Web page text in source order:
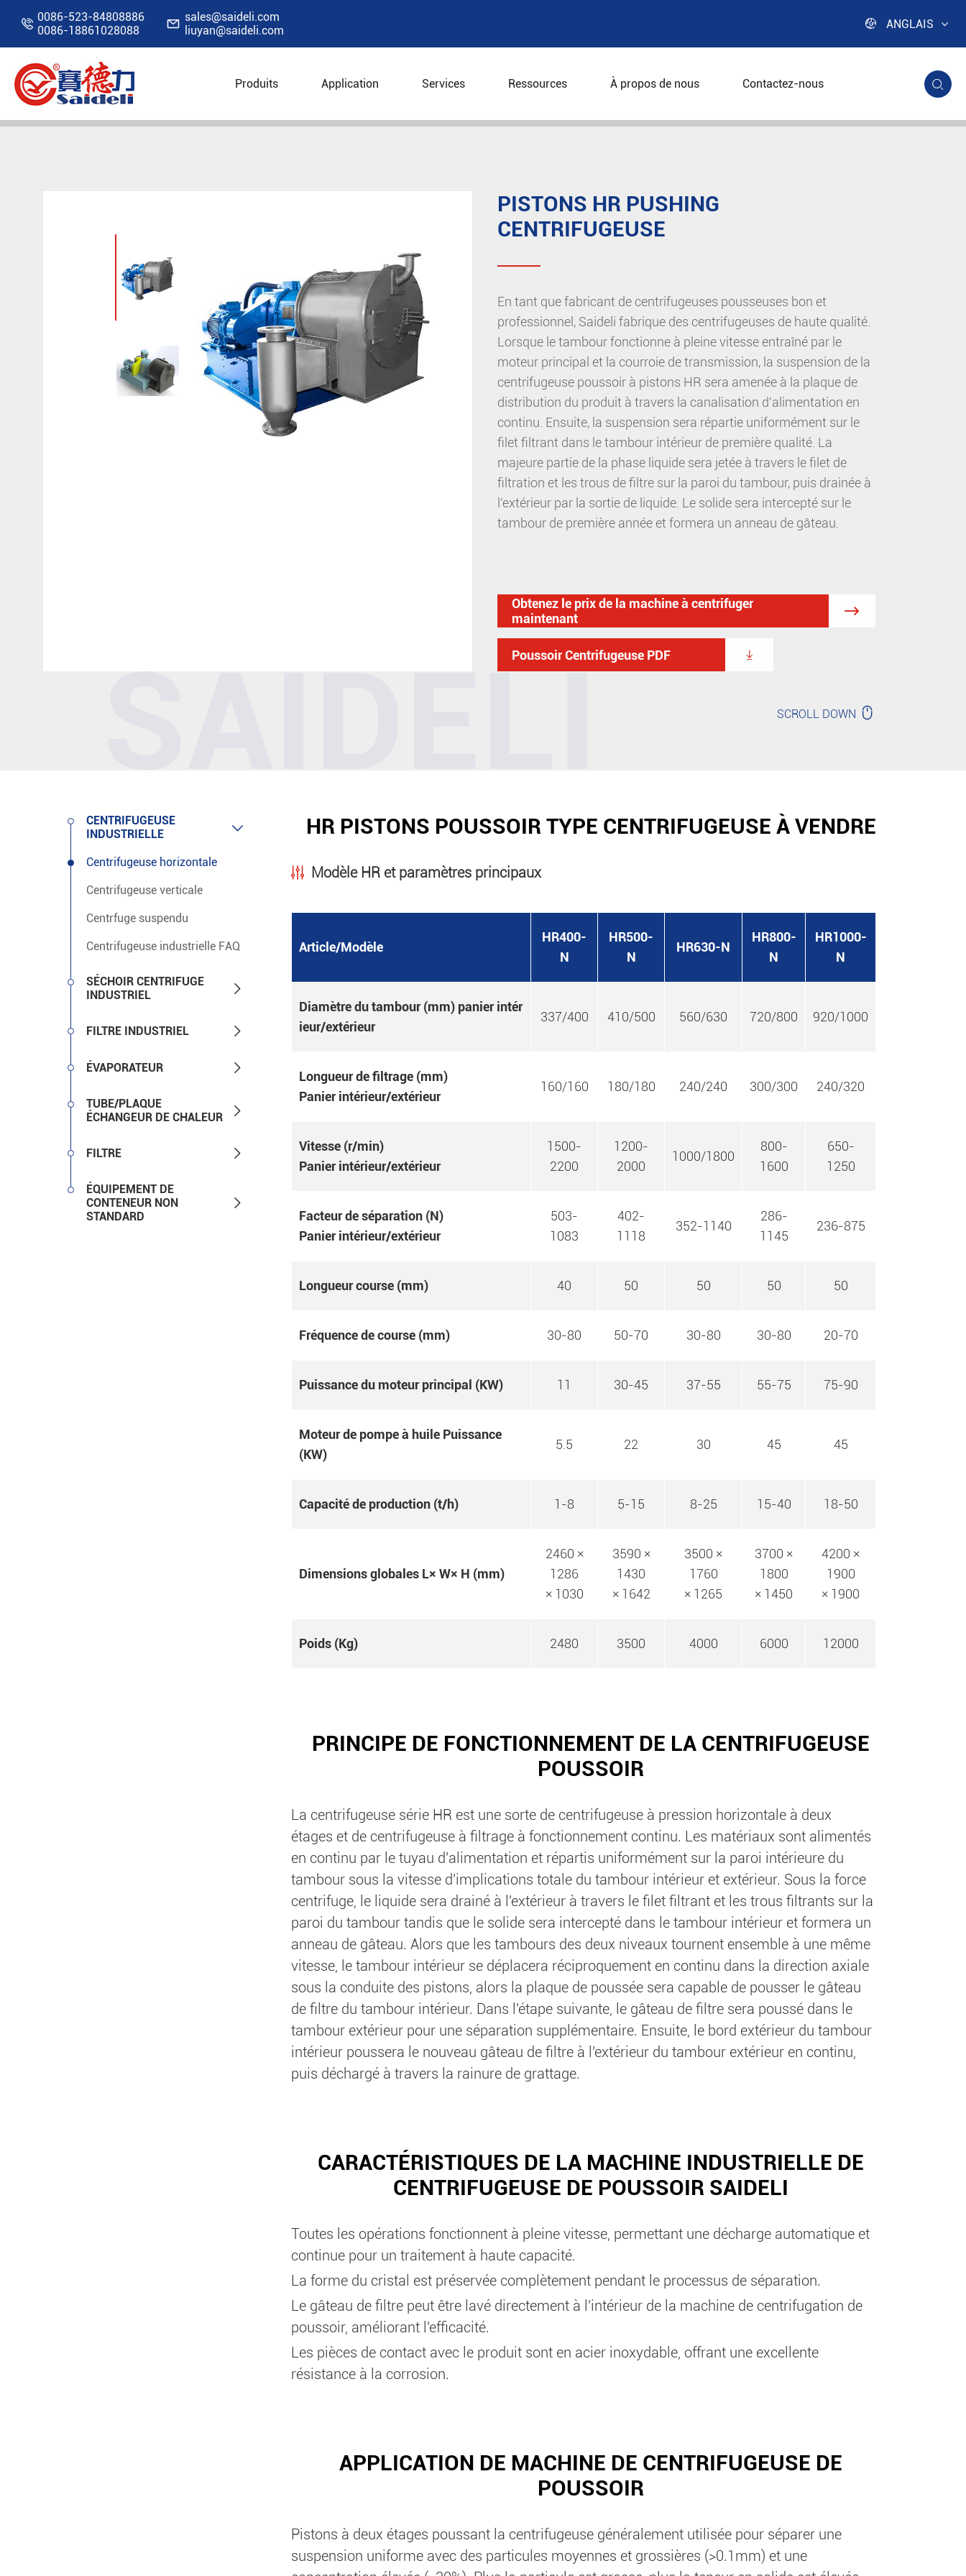
 0086-523-84808886
0086-18861028088
 sales@saideli.com
liuyan@saideli.com
 ANGLAIS
Produits Application Services Ressources À propos de nous Contactez-nous 
Accueil Produits
PISTONS HR PUSHING
CENTRIFUGEUSE
En tant que fabricant de centrifugeuses pousseuses bon et
professionnel, Saideli fabrique des centrifugeuses de haute qualité.
Lorsque le tambour fonctionne à pleine vitesse entraîné par le
moteur principal et la courroie de transmission, la suspension de la
centrifugeuse poussoir à pistons HR sera amenée à la plaque de
distribution du produit à travers la canalisation d'alimentation en
continu. Ensuite, la suspension sera répartie uniformément sur le
filet filtrant dans le tambour intérieur de première qualité. La
majeure partie de la phase liquide sera jetée à travers le filet de
filtration et les trous de filtre sur la paroi du tambour, puis drainée à
l'extérieur par la sortie de liquide. Le solide sera intercepté sur le
tambour de première année et formera un anneau de gâteau.
Obtenez le prix de la machine à centrifuger
maintenant

Poussoir Centrifugeuse PDF 
SCROLL DOWN 
CENTRIFUGEUSE
INDUSTRIELLE

Centrifugeuse horizontale
Centrifugeuse verticale
Centrfuge suspendu
Centrifugeuse industrielle FAQ
SÉCHOIR CENTRIFUGE
INDUSTRIEL

FILTRE INDUSTRIEL 
ÉVAPORATEUR 
TUBE/PLAQUE
ÉCHANGEUR DE CHALEUR

FILTRE 
ÉQUIPEMENT DE
CONTENEUR NON
STANDARD

HR PISTONS POUSSOIR TYPE CENTRIFUGEUSE À VENDRE
Modèle HR et paramètres principaux
Article/Modèle
HR400-
N
HR500-
N
HR630-N
HR800-
N
HR1000-
N
Diamètre du tambour (mm) panier intér
ieur/extérieur
337/400 410/500 560/630 720/800 920/1000
Longueur de filtrage (mm)
Panier intérieur/extérieur
160/160 180/180 240/240 300/300 240/320
Vitesse (r/min)
Panier intérieur/extérieur
1500-
2200
1200-
2000
1000/1800
800-
1600
650-
1250
Facteur de séparation (N)
Panier intérieur/extérieur
503-
1083
402-
1118
352-1140
286-
1145
236-875
Longueur course (mm) 40 50 50 50 50
Fréquence de course (mm) 30-80 50-70 30-80 30-80 20-70
Puissance du moteur principal (KW) 11 30-45 37-55 55-75 75-90
Moteur de pompe à huile Puissance
(KW)
5.5 22 30 45 45
Capacité de production (t/h) 1-8 5-15 8-25 15-40 18-50
Dimensions globales L× W× H (mm)
2460 ×
1286
× 1030
3590 ×
1430
× 1642
3500 ×
1760
× 1265
3700 ×
1800
× 1450
4200 ×
1900
× 1900
Poids (Kg) 2480 3500 4000 6000 12000
PRINCIPE DE FONCTIONNEMENT DE LA CENTRIFUGEUSE
POUSSOIR
La centrifugeuse série HR est une sorte de centrifugeuse à pression horizontale à deux
étages et de centrifugeuse à filtrage à fonctionnement continu. Les matériaux sont alimentés
en continu par le tuyau d'alimentation et répartis uniformément sur la paroi intérieure du
tambour sous la vitesse d'implications totale du tambour intérieur et extérieur. Sous la force
centrifuge, le liquide sera drainé à l'extérieur à travers le filet filtrant et les trous filtrants sur la
paroi du tambour tandis que le solide sera intercepté dans le tambour intérieur et formera un
anneau de gâteau. Alors que les tambours des deux niveaux tournent ensemble à une même
vitesse, le tambour intérieur se déplacera réciproquement en continu dans la direction axiale
sous la conduite des pistons, alors la plaque de poussée sera capable de pousser le gâteau
de filtre du tambour intérieur. Dans l'étape suivante, le gâteau de filtre sera poussé dans le
tambour extérieur pour une séparation supplémentaire. Ensuite, le bord extérieur du tambour
intérieur poussera le nouveau gâteau de filtre à l'extérieur du tambour extérieur en continu,
puis déchargé à travers la rainure de grattage.
CARACTÉRISTIQUES DE LA MACHINE INDUSTRIELLE DE
CENTRIFUGEUSE DE POUSSOIR SAIDELI
Toutes les opérations fonctionnent à pleine vitesse, permettant une décharge automatique et
continue pour un traitement à haute capacité.
La forme du cristal est préservée complètement pendant le processus de séparation.
Le gâteau de filtre peut être lavé directement à l'intérieur de la machine de centrifugation de
poussoir, améliorant l'efficacité.
Les pièces de contact avec le produit sont en acier inoxydable, offrant une excellente
résistance à la corrosion.
APPLICATION DE MACHINE DE CENTRIFUGEUSE DE
POUSSOIR
Pistons à deux étages poussant la centrifugeuse généralement utilisée pour séparer une
suspension uniforme avec des particules moyennes et grossières (>0.1mm) et une